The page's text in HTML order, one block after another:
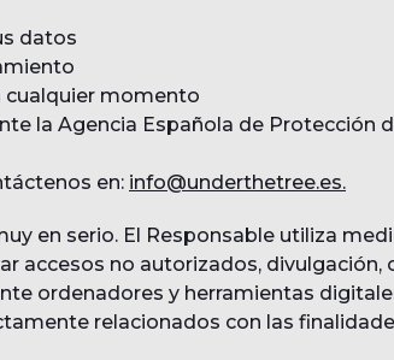
datos
cualquier momento
la Agencia Española de Protección
en: info@underthetree.es.
en serio. El Responsable utiliza
accesos no autorizados, divulgación,
ordenadores y herramientas
relacionados con las